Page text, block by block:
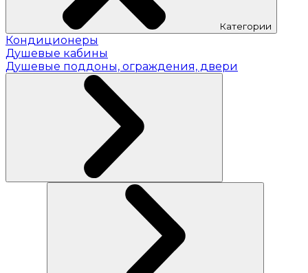
Категории
Кондиционеры
Душевые кабины
Душевые поддоны, ограждения, двери